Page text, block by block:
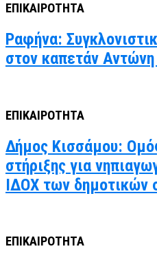
ΕΠΙΚΑΙΡΟΤΗΤΑ
Ραφήνα:
στον καπετάν Αντώνη
ΕΠΙΚΑΙΡΟΤΗΤΑ
Δήμος Κισσάμου:
στήριξης για
ΙΔΟΧ των δημοτικών
ΕΠΙΚΑΙΡΟΤΗΤΑ